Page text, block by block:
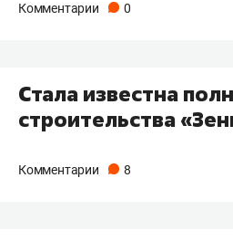
Комментарии 0
Стала известна
строительства
Комментарии 8